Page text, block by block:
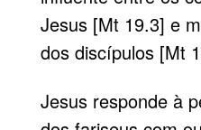
Jesus [Mt 19.3] e
dos discípulos [Mt
Jesus responde à